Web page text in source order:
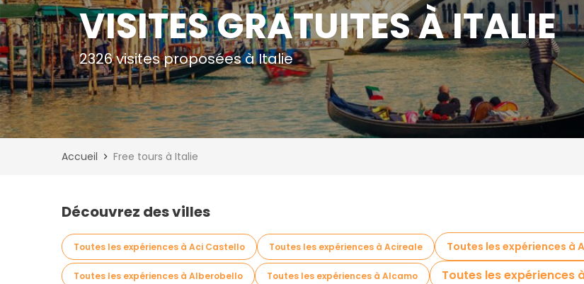
VISITES GRATUITES À ITALIE
2326 visites proposées à Italie
Accueil Free tours à Italie
Découvrez des villes
Toutes les expériences à Aci Castello Toutes les expériences à Acireale Toutes les expériences à
Toutes les expériences à Alberobello Toutes les expériences à Alcamo Toutes les expériences